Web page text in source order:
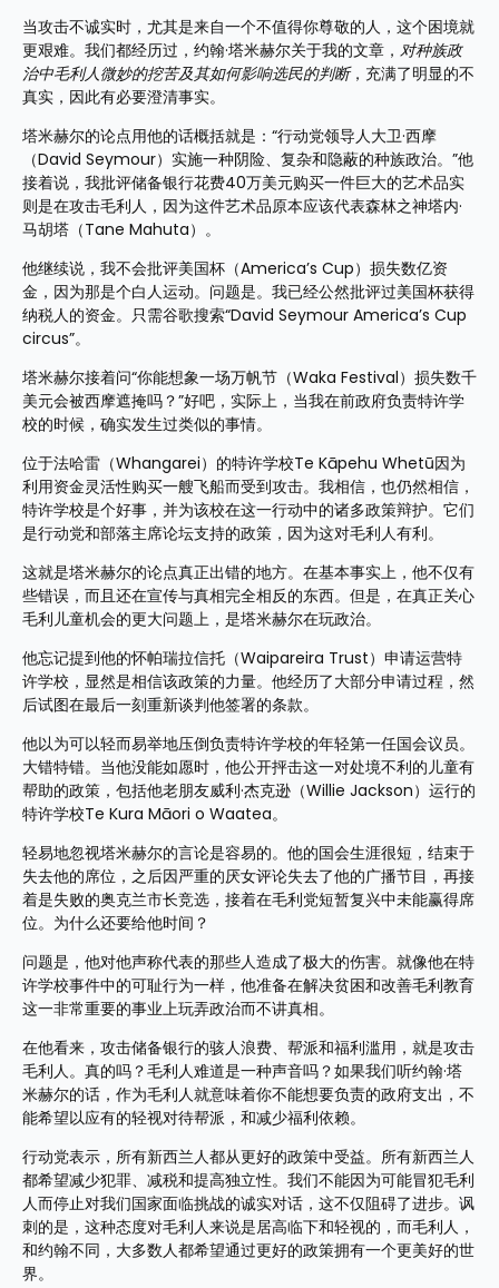
当攻击不诚实时，尤其是来自一个不值得你尊敬的人，这个困境就
更艰难。我们都经历过，约翰·塔米赫尔关于我的文章， 对种族政
治中毛利人微妙的挖苦及其如何影响选民的判断，充满了明显的不
真实，因此有必要澄清事实。
塔米赫尔的论点用他的话概括就是：“行动党领导人大卫·西摩
（David Seymour）实施一种阴险、复杂和隐蔽的种族政治。”他
接着说，我批评储备银行花费40万美元购买一件巨大的艺术品实
则是在攻击毛利人，因为这件艺术品原本应该代表森林之神塔内·
马胡塔（Tane Mahuta）。
他继续说，我不会批评美国杯（America’s Cup）损失数亿资
金，因为那是个白人运动。问题是。我已经公然批评过美国杯获得
纳税人的资金。只需谷歌搜索“David Seymour America’s Cup
circus”。
塔米赫尔接着问“你能想象一场万帆节（Waka Festival）损失数千
美元会被西摩遮掩吗？”好吧，实际上，当我在前政府负责特许学
校的时候，确实发生过类似的事情。
位于法哈雷（Whangarei）的特许学校Te Kāpehu Whetū因为
利用资金灵活性购买一艘飞船而受到攻击。我相信，也仍然相信，
特许学校是个好事，并为该校在这一行动中的诸多政策辩护。它们
是行动党和部落主席论坛支持的政策，因为这对毛利人有利。
这就是塔米赫尔的论点真正出错的地方。在基本事实上，他不仅有
些错误，而且还在宣传与真相完全相反的东西。但是，在真正关心
毛利儿童机会的更大问题上，是塔米赫尔在玩政治。
他忘记提到他的怀帕瑞拉信托（Waipareira Trust）申请运营特
许学校，显然是相信该政策的力量。他经历了大部分申请过程，然
后试图在最后一刻重新谈判他签署的条款。
他以为可以轻而易举地压倒负责特许学校的年轻第一任国会议员。
大错特错。当他没能如愿时，他公开抨击这一对处境不利的儿童有
帮助的政策，包括他老朋友威利·杰克逊（Willie Jackson）运行的
特许学校Te Kura Māori o Waatea。
轻易地忽视塔米赫尔的言论是容易的。他的国会生涯很短，结束于
失去他的席位，之后因严重的厌女评论失去了他的广播节目，再接
着是失败的奥克兰市长竞选，接着在毛利党短暂复兴中未能赢得席
位。为什么还要给他时间？
问题是，他对他声称代表的那些人造成了极大的伤害。就像他在特
许学校事件中的可耻行为一样，他准备在解决贫困和改善毛利教育
这一非常重要的事业上玩弄政治而不讲真相。
在他看来，攻击储备银行的骇人浪费、帮派和福利滥用，就是攻击
毛利人。真的吗？毛利人难道是一种声音吗？如果我们听约翰·塔
米赫尔的话，作为毛利人就意味着你不能想要负责的政府支出，不
能希望以应有的轻视对待帮派，和减少福利依赖。
行动党表示，所有新西兰人都从更好的政策中受益。所有新西兰人
都希望减少犯罪、减税和提高独立性。我们不能因为可能冒犯毛利
人而停止对我们国家面临挑战的诚实对话，这不仅阻碍了进步。讽
刺的是，这种态度对毛利人来说是居高临下和轻视的，而毛利人，
和约翰不同，大多数人都希望通过更好的政策拥有一个更美好的世
界。